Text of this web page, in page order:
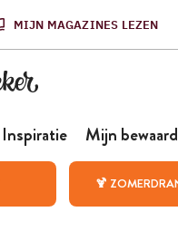
MIJN MAGAZINES LEZEN
Inspiratie Mijn
🍹